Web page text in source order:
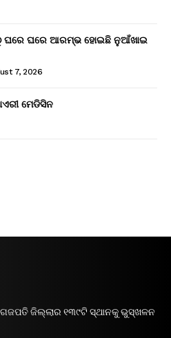
ଘରେ ଘରେ ଆରମ୍ଭ ହୋଇଛି ନୁଆଁଖାଇ
7, 2026
ମେଡିସିନ
ଜିଲ୍ଲାର ୧୩୯ଟି ସ୍ଥାନକୁ ଭୁସ୍ଖଳନ